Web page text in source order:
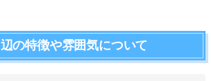
の特徴や雰囲気について